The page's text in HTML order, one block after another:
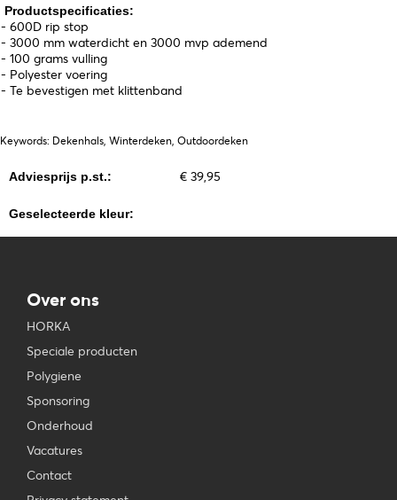
Productspecificaties:
- 600D rip stop
- 3000 mm waterdicht en 3000 mvp ademend
- 100 grams vulling
- Polyester voering
- Te bevestigen met klittenband
Keywords: Dekenhals, Winterdeken, Outdoordeken
Adviesprijs p.st.: € 39,95
Geselecteerde kleur:
Over ons
HORKA
Speciale producten
Polygiene
Sponsoring
Onderhoud
Vacatures
Contact